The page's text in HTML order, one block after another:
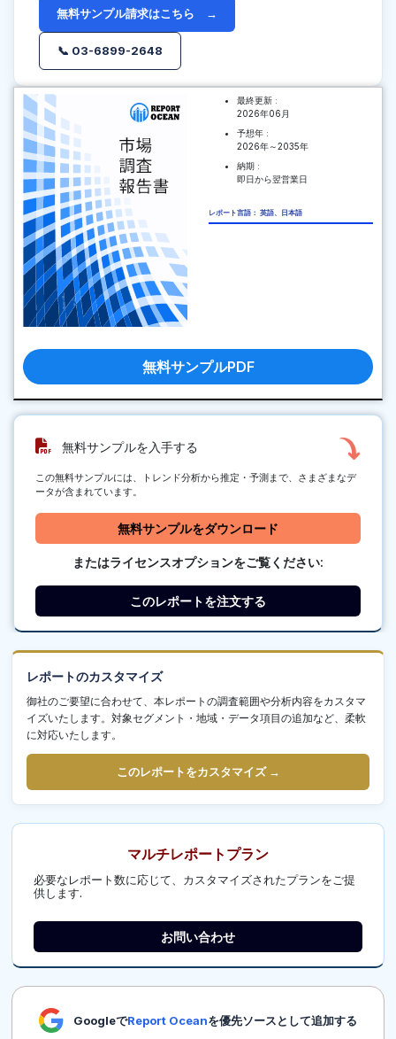
無料サンプル請求はこちら →
📞 03-6899-2648
最終更新 :
2026年06月
予想年 :
2026年～2035年
納期 :
即日から翌営業日
レポート言語： 英語、日本語
無料サンプルPDF
無料サンプルを入手する
この無料サンプルには、トレンド分析から推定・予測まで、さまざまなデ
ータが含まれています。
無料サンプルをダウンロード
またはライセンスオプションをご覧ください:
このレポートを注文する
レポートのカスタマイズ
御社のご要望に合わせて、本レポートの調査範囲や分析内容をカスタマ
イズいたします。対象セグメント・地域・データ項目の追加など、柔軟
に対応いたします。
このレポートをカスタマイズ →
マルチレポートプラン
必要なレポート数に応じて、カスタマイズされたプランをご提
供します.
お問い合わせ
GoogleでReport Oceanを優先ソースとして追加する